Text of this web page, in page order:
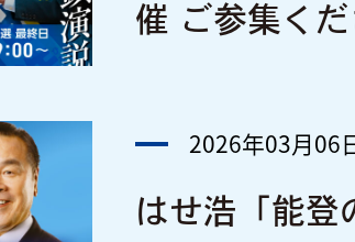
催 ご参集く
2026年03月06
はせ浩「能登